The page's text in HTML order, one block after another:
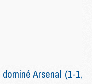
Arsenal (1-1,